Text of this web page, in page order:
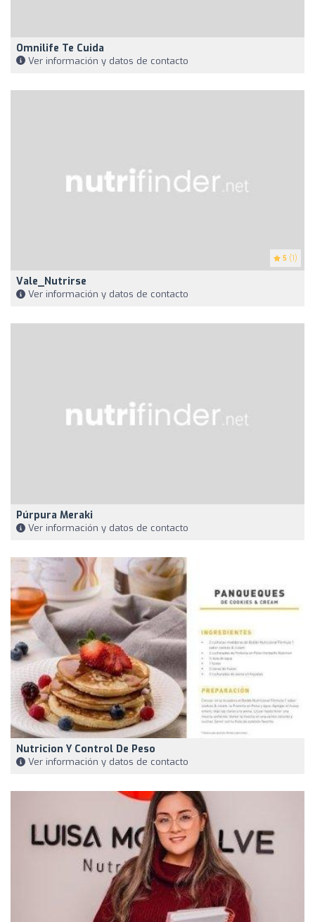
Omnilife Te Cuida
Ver información y datos de contacto
5 (1)
Vale_Nutrirse
Ver información y datos de contacto
Púrpura Meraki
Ver información y datos de contacto
Nutricion Y Control De Peso
Ver información y datos de contacto